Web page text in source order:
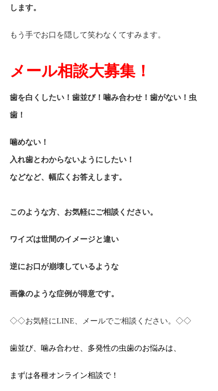
します。
もう手でお口を隠して笑わなくてすみます。
メール相談大募集！
歯を白くしたい！歯並び！噛み合わせ！歯がない！虫
歯！
噛めない！
入れ歯とわからないようにしたい！
などなど、幅広くお答えします。
このような方、お気軽にご相談ください。
ワイズは世間のイメージと違い
逆にお口が崩壊しているような
画像のような症例が得意です。
◇◇お気軽にLINE、メールでご相談ください。◇◇